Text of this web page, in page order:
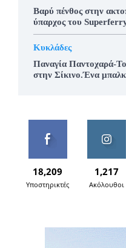
Βαρύ πένθος στην
ύπαρχος του
Κυκλάδες
Παναγία Παντοχαρά-
στην Σίκινο.Ένα
18,209
Υποστηρικτές
1,217
Ακόλουθοι